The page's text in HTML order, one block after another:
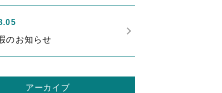
のお知らせ
アーカイブ